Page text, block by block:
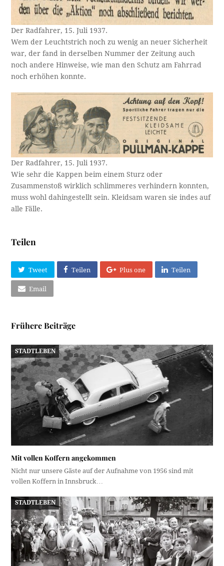
Der Radfahrer, 15. Juli 1937.
Wem der Leuchtstrich noch zu wenig an neuer Sicherheit
war, der fand in derselben Nummer der Zeitung auch
noch andere Hinweise, wie man den Schutz am Fahrrad
noch erhöhen konnte.
Der Radfahrer, 15. Juli 1937.
Wie sehr die Kappen beim einem Sturz oder
Zusammenstoß wirklich schlimmeres verhindern konnten,
muss wohl dahingestellt sein. Kleidsam waren sie indes auf
alle Fälle.
Teilen
Tweet Teilen Plus one Teilen
Email
Frühere Beiträge
STADTLEBEN
Mit vollen Koffern angekommen
Nicht nur unsere Gäste auf der Aufnahme von 1956 sind mit
vollen Koffern in Innsbruck…
STADTLEBEN